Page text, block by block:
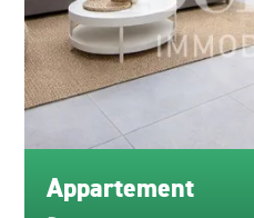
Appartement